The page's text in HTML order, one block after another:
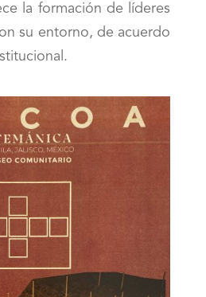
la formación de líderes
su entorno, de acuerdo